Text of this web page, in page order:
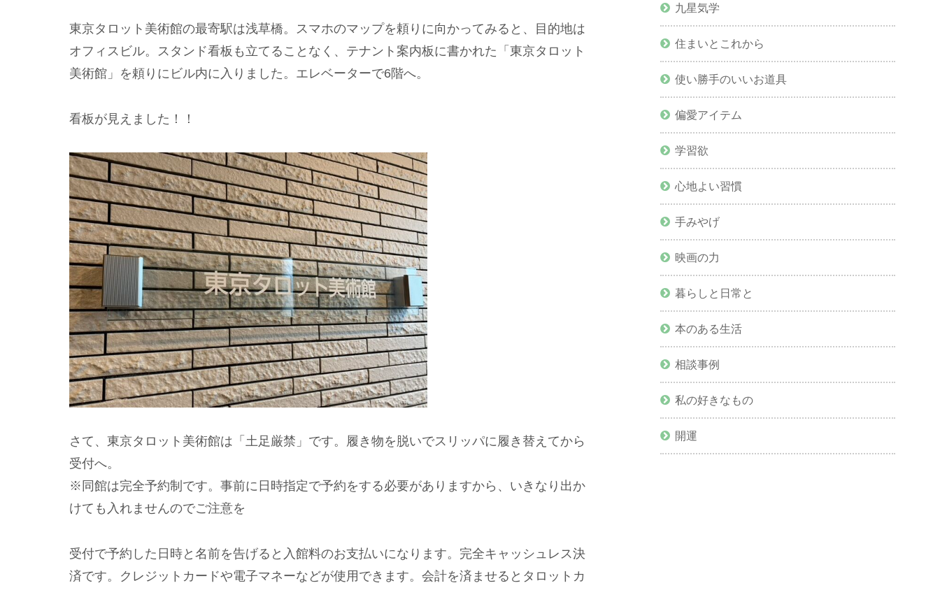
東京タロット美術館の最寄駅は浅草橋。スマホのマップを頼りに向かってみると、目的地は
オフィスビル。スタンド看板も立てることなく、テナント案内板に書かれた「東京タロット
美術館」を頼りにビル内に入りました。エレベーターで6階へ。
看板が見えました！！
さて、東京タロット美術館は「土足厳禁」です。履き物を脱いでスリッパに履き替えてから
受付へ。
※同館は完全予約制です。事前に日時指定で予約をする必要がありますから、いきなり出か
けても入れませんのでご注意を
受付で予約した日時と名前を告げると入館料のお支払いになります。完全キャッシュレス決
済です。クレジットカードや電子マネーなどが使用できます。会計を済ませるとタロットカ
九星気学
住まいとこれから
使い勝手のいいお道具
偏愛アイテム
学習欲
心地よい習慣
手みやげ
映画の力
暮らしと日常と
本のある生活
相談事例
私の好きなもの
開運